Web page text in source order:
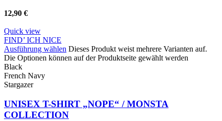
12,90 €
Quick view
FIND’ ICH NICE
Ausführung wählen Dieses Produkt weist mehrere Varianten auf.
Die Optionen können auf der Produktseite gewählt werden
Black
French Navy
Stargazer
UNISEX T-SHIRT „NOPE“ / MONSTA
COLLECTION